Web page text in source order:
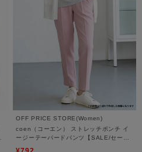
OFF PRICE STORE(Women)
coen（コーエン） ストレッチポンチ イ
ージーテーパードパンツ【SALE/セール/